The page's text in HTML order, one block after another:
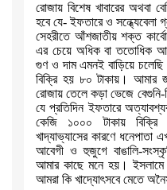
রোজায় বিশেষ খাবারের অথবা
হবে যে- ইফতারে ও সন্ধ্যেবেলা
সেহরীতে আঁশজাতীয় শক্ত
এর চেয়ে অধিক বা ততোধিক
গুণ ও দাম এমনই বাড়িয়ে চলেছি
বিক্রি হয় ৮০ টাকায়। আমার
রোজায় তেলে কড়া ভেজে বেগুনি-
যে প্রতিদিন ইফতারে
কেজি ১০০০ টাকায় বিক্রি
খাদ্যাভ্যাসের কারণে ধনেপাতা
আবেগী ও হুজুগে বাঙালি-
আমার কাছে মনে হয়।
আমরা কি খাদ্যোৎসবে মেতে